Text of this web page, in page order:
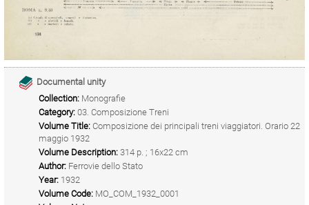
Documental unity
Collection: Monografie
Category: 03. Composizione Treni
Volume Title: Composizione dei principali treni viaggiatori. Orario 22
maggio 1932
Volume Description: 314 p. ; 16x22 cm
Author: Ferrovie dello Stato
Year: 1932
Volume Code: MO_COM_1932_0001